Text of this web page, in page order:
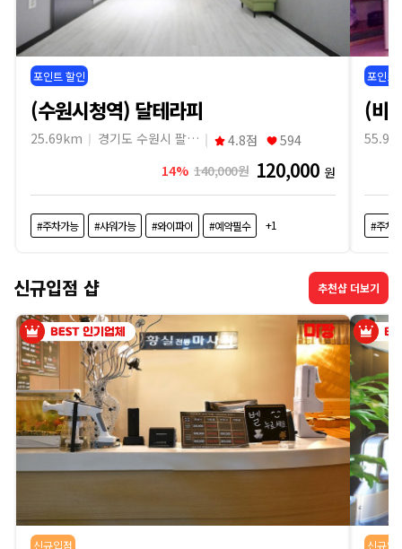
포인트 할인
(수원시청역) 달테라피
25.69km 경기도 수원시 팔달구 4.8점
594
14% 140,000원 120,000 원
#주차가능 #샤워가능 #와이파이 #예약필수 +1
포인트
(비
#주차
신규입점 샵 추천샵 더보기
신규입점 신규입